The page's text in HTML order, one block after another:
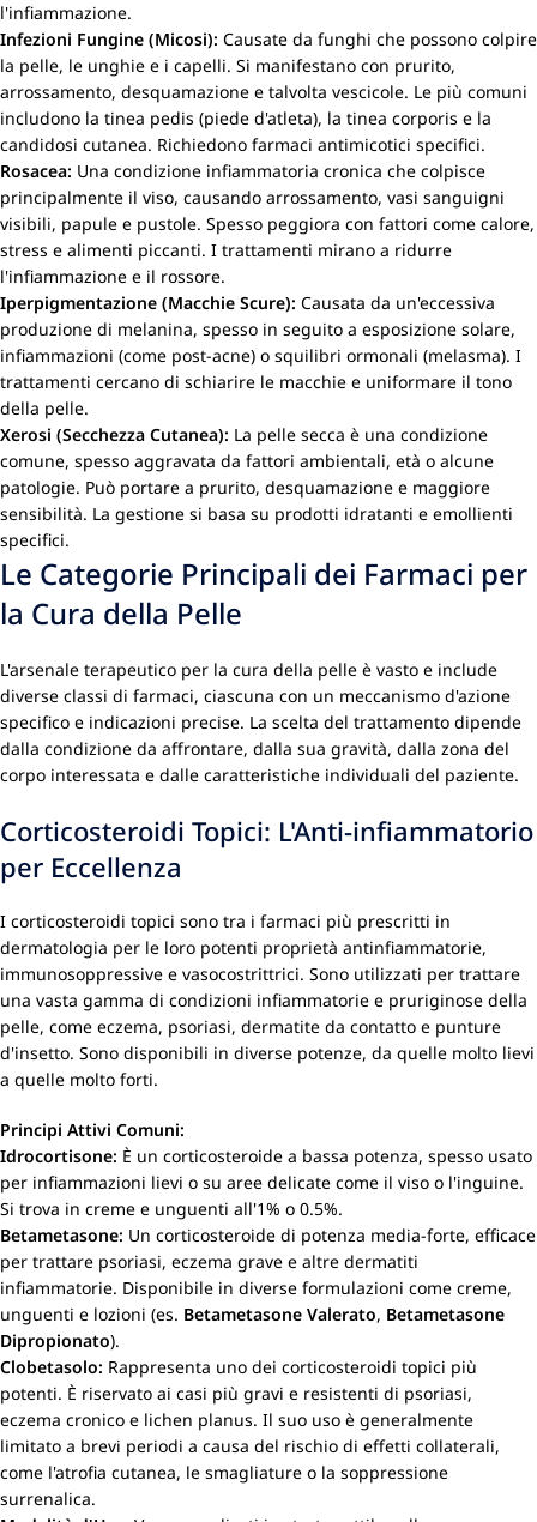
l'infiammazione.
Infezioni Fungine (Micosi): Causate da funghi che possono colpire
la pelle, le unghie e i capelli. Si manifestano con prurito,
arrossamento, desquamazione e talvolta vescicole. Le più comuni
includono la tinea pedis (piede d'atleta), la tinea corporis e la
candidosi cutanea. Richiedono farmaci antimicotici specifici.
Rosacea: Una condizione infiammatoria cronica che colpisce
principalmente il viso, causando arrossamento, vasi sanguigni
visibili, papule e pustole. Spesso peggiora con fattori come calore,
stress e alimenti piccanti. I trattamenti mirano a ridurre
l'infiammazione e il rossore.
Iperpigmentazione (Macchie Scure): Causata da un'eccessiva
produzione di melanina, spesso in seguito a esposizione solare,
infiammazioni (come post-acne) o squilibri ormonali (melasma). I
trattamenti cercano di schiarire le macchie e uniformare il tono
della pelle.
Xerosi (Secchezza Cutanea): La pelle secca è una condizione
comune, spesso aggravata da fattori ambientali, età o alcune
patologie. Può portare a prurito, desquamazione e maggiore
sensibilità. La gestione si basa su prodotti idratanti e emollienti
specifici.
Le Categorie Principali dei Farmaci per
la Cura della Pelle
L'arsenale terapeutico per la cura della pelle è vasto e include
diverse classi di farmaci, ciascuna con un meccanismo d'azione
specifico e indicazioni precise. La scelta del trattamento dipende
dalla condizione da affrontare, dalla sua gravità, dalla zona del
corpo interessata e dalle caratteristiche individuali del paziente.
Corticosteroidi Topici: L'Anti-infiammatorio
per Eccellenza
I corticosteroidi topici sono tra i farmaci più prescritti in
dermatologia per le loro potenti proprietà antinfiammatorie,
immunosoppressive e vasocostrittrici. Sono utilizzati per trattare
una vasta gamma di condizioni infiammatorie e pruriginose della
pelle, come eczema, psoriasi, dermatite da contatto e punture
d'insetto. Sono disponibili in diverse potenze, da quelle molto lievi
a quelle molto forti.
Principi Attivi Comuni:
Idrocortisone: È un corticosteroide a bassa potenza, spesso usato
per infiammazioni lievi o su aree delicate come il viso o l'inguine.
Si trova in creme e unguenti all'1% o 0.5%.
Betametasone: Un corticosteroide di potenza media-forte, efficace
per trattare psoriasi, eczema grave e altre dermatiti
infiammatorie. Disponibile in diverse formulazioni come creme,
unguenti e lozioni (es. Betametasone Valerato, Betametasone
Dipropionato).
Clobetasolo: Rappresenta uno dei corticosteroidi topici più
potenti. È riservato ai casi più gravi e resistenti di psoriasi,
eczema cronico e lichen planus. Il suo uso è generalmente
limitato a brevi periodi a causa del rischio di effetti collaterali,
come l'atrofia cutanea, le smagliature o la soppressione
surrenalica.